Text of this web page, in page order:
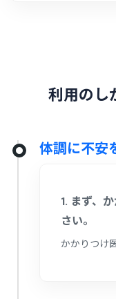
利用の し
体調に不安
1. まず、
さい。
かかりつけ